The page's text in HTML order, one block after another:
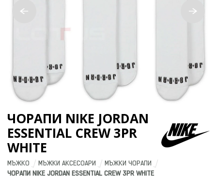
ЧОРАПИ NIKE JORDAN
ESSENTIAL CREW 3PR
WHITE
МЪЖКО МЪЖКИ АКСЕСОАРИ
МЪЖКИ ЧОРАПИ
ЧОРАПИ NIKE JORDAN ESSENTIAL CREW 3PR WHITE